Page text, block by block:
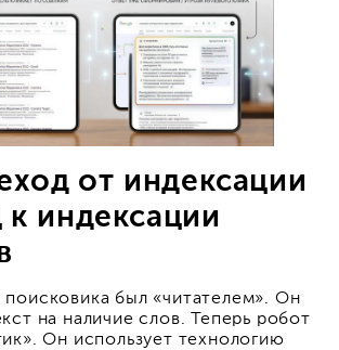
от индексации
к индексации
был «читателем». Он
на наличие слов. Теперь робот
Он использует технологию